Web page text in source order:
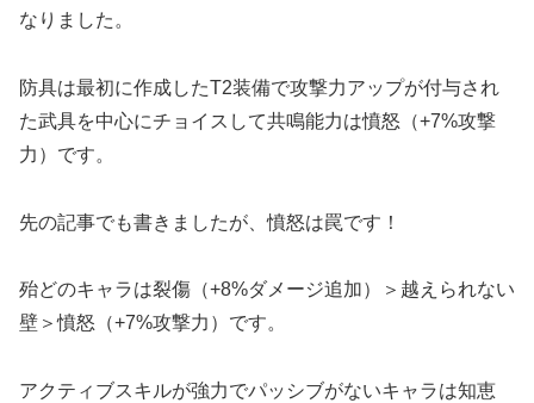
なりました。
防具は最初に作成したT2装備で攻撃力アップが付与され
た武具を中心にチョイスして共鳴能力は憤怒（+7%攻撃
力）です。
先の記事でも書きましたが、憤怒は罠です！
殆どのキャラは裂傷（+8%ダメージ追加）＞越えられない
壁＞憤怒（+7%攻撃力）です。
アクティブスキルが強力でパッシブがないキャラは知恵